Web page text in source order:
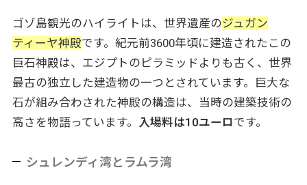
ゴゾ島観光のハイライトは、世界遺産のジュガン
ティーヤ神殿です。紀元前3600年頃に建造されたこの
巨石神殿は、エジプトのピラミッドよりも古く、世界
最古の独立した建造物の一つとされています。巨大な
石が組み合わされた神殿の構造は、当時の建築技術の
高さを物語っています。
入場料は10ユーロです。
シュレンディ湾とラムラ湾